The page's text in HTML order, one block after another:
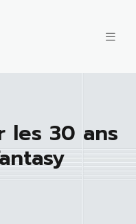
les 30 ans